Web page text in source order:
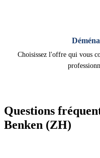
Choisissez l'offre qui vous
Questions
Benken (ZH)